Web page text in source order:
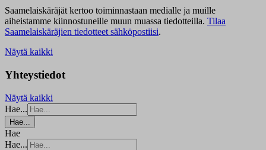
Saamelaiskäräjät kertoo toiminnastaan medialle ja muille
aiheistamme kiinnostuneille muun muassa tiedotteilla. Tilaa
Saamelaiskäräjien tiedotteet sähköpostiisi.
Näytä kaikki
Yhteystiedot
Näytä kaikki
Hae...
Hae...
Hae
Hae...